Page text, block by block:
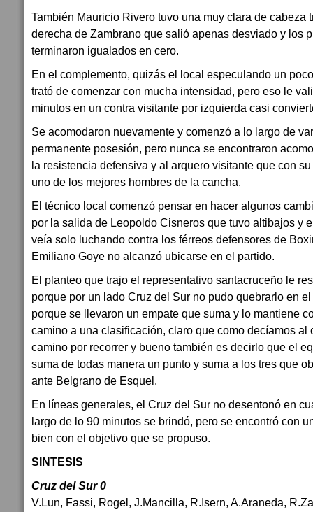
También Mauricio Rivero tuvo una muy clara de cabeza
derecha de Zambrano que salió apenas desviado y los
terminaron igualados en cero.
En el complemento, quizás el local especulando un
trató de comenzar con mucha intensidad, pero eso le
minutos en un contra visitante por izquierda casi
Se acomodaron nuevamente y comenzó a lo largo de
permanente posesión, pero nunca se encontraron
la resistencia defensiva y al arquero visitante que con
uno de los mejores hombres de la cancha.
El técnico local comenzó pensar en hacer algunos
por la salida de Leopoldo Cisneros que tuvo altibajos y
veía solo luchando contra los férreos defensores de
Emiliano Goye no alcanzó ubicarse en el partido.
El planteo que trajo el representativo santacruceño le
porque por un lado Cruz del Sur no pudo quebrarlo en
porque se llevaron un empate que suma y lo mantiene
camino a una clasificación, claro que como decíamos al
camino por recorrer y bueno también es decirlo que el
suma de todas manera un punto y suma a los tres que
ante Belgrano de Esquel.
En líneas generales, el Cruz del Sur no desentonó en
largo de lo 90 minutos se brindó, pero se encontró con
bien con el objetivo que se propuso.
SINTESIS
Cruz del Sur 0
V.Lun, Fassi, Rogel, J.Mancilla, R.Isern, A.Araneda,